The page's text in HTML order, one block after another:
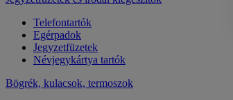
Telefontartók
Egérpadok
Jegyzetfüzetek
Névjegykártya tartók
Bögrék, kulacsok, termoszok